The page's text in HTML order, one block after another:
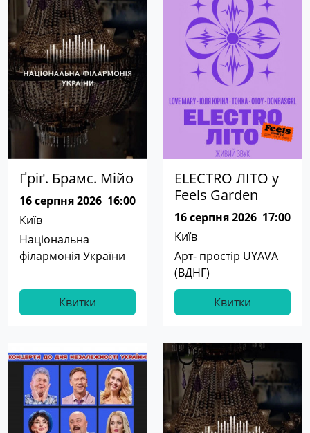
Ґріґ. Брамс. Мійо
16 серпня 2026 16:00
Київ
Національна
філармонія України
Квитки
ELECTRO ЛІТО у
Feels Garden
16 серпня 2026 17:00
Київ
Арт- простір UYAVA
(ВДНГ)
Квитки